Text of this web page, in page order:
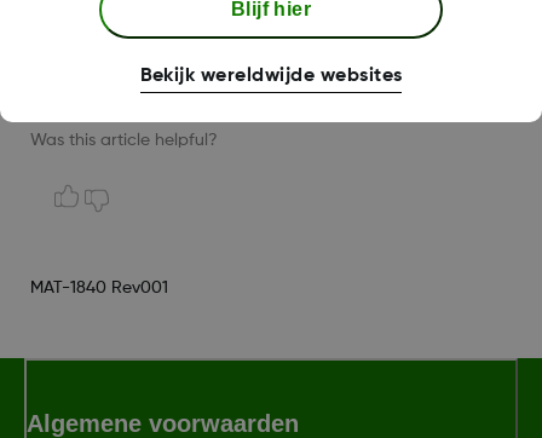
deur uit, maar laat uw iPhone thuis, dan
Was this article helpful?
MAT-1840 Rev001
Algemene voorwaarden
Blijf hier
Bekijk wereldwijde websites